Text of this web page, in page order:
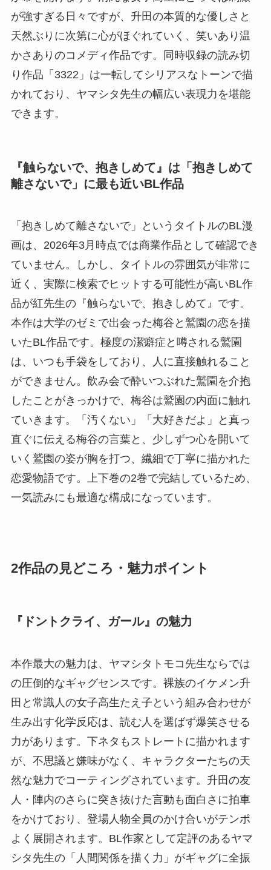
が強すぎる日々ですが、升田の本質的な優しさと
天然ぶりに次第に心がほぐれていく、笑いあり温
かさありのコメディ作品です。同時収録の読み切
り作品「3322」は一転してシリアスなトーンで描
かれており、ヤマシタ先生の幅広い表現力を堪能
できます。
『触らないで、抱きしめて』は「抱きしめて
離さないで」に最も近いBL作品
「抱きしめて離さないで」というタイトルのBL漫
画は、2026年3月時点では商業作品として確認でき
ていません。しかし、タイトルの雰囲気が非常に
近く、実際に検索でヒットする可能性が高いBL作
品が紅先生の『触らないで、抱きしめて』です。
本作は大学のゼミで出会った梅谷と鷲園の恋を描
いたBL作品です。極度の潔癖症と噂される鷲園
は、いつも手袋をしており、人に直接触れること
ができません。飲み会で酔いつぶれた鷲園を介抱
したことがきっかけで、梅谷は鷲園の内面に触れ
ていきます。「汚くない」「大好きだよ」と真っ
直ぐに伝える梅谷の言葉と、少しずつ心を開いて
いく鷲園の姿が胸を打つ、繊細で丁寧に描かれた
恋愛物語です。上下巻の2巻で完結しているため、
一気読みにも最適な構成になっています。
2作品の見どころ・魅力ポイント
『ドントクライ、ガール』の魅力
本作最大の魅力は、ヤマシタトモコ先生ならでは
の圧倒的なギャグセンスです。裸族のイケメン升
田と常識人の女子高生たえ子という組み合わせが
生み出す化学反応は、読む人を選ばず爆笑させる
力があります。下ネタもストレートに描かれます
が、不思議と嫌味がなく、キャラクターたちの天
然な魅力でコーティングされています。升田の友
人・陣内のさらに突き抜けた言動も面白さに拍車
をかけており、登場人物全員のかけ合いがテンポ
よく展開されます。BL作家として定評のあるヤマ
シタ先生の「人間関係を描く力」がギャグに全振